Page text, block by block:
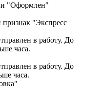
"Оформлен"
признак "Экспресс
в работу. До
часа.
в работу. До
часа.